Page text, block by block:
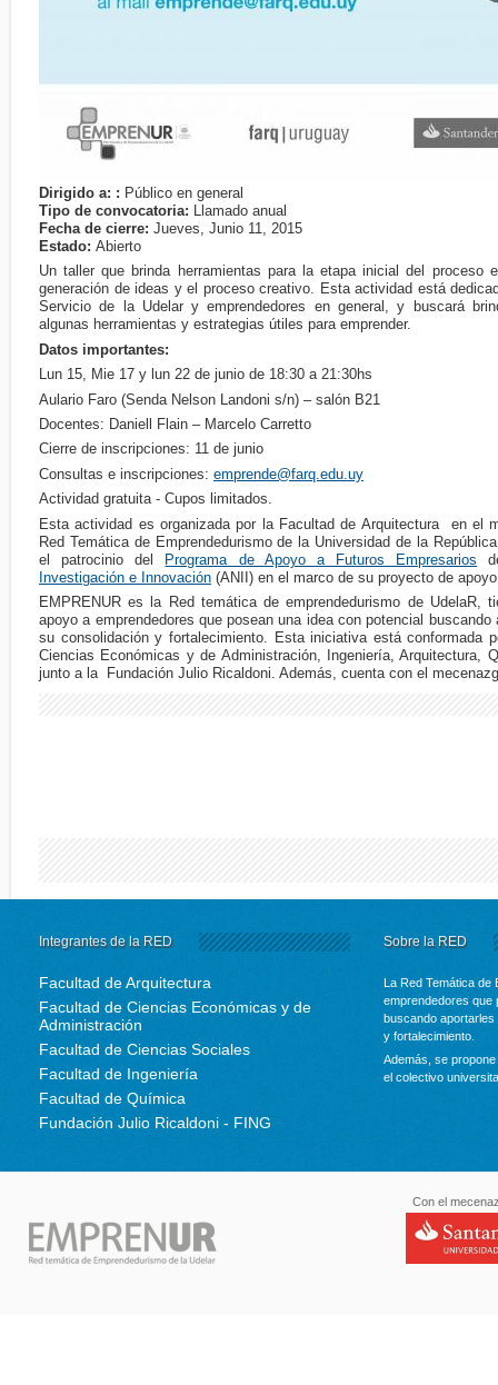
Dirigido a: : Público en general
Tipo de convocatoria: Llamado anual
Fecha de cierre: Jueves, Junio 11, 2015
Estado: Abierto
Un taller que brinda herramientas para la etapa inicial del proceso
generación de ideas y el proceso creativo. Esta actividad está
Servicio de la Udelar y emprendedores en general, y buscará
algunas herramientas y estrategias útiles para emprender.
Datos importantes:
Lun 15, Mie 17 y lun 22 de junio de 18:30 a 21:30hs
Aulario Faro (Senda Nelson Landoni s/n) – salón B21
Docentes: Daniell Flain – Marcelo Carretto
Cierre de inscripciones: 11 de junio
Consultas e inscripciones: emprende@farq.edu.uy
Actividad gratuita - Cupos limitados.
Esta actividad es organizada por la Facultad de Arquitectura en el
Red Temática de Emprendedurismo de la Universidad de la
el patrocinio del Programa de Apoyo a Futuros Empresarios
Investigación e Innovación (ANII) en el marco de su proyecto de
EMPRENUR es la Red temática de emprendedurismo de UdelaR,
apoyo a emprendedores que posean una idea con potencial
su consolidación y fortalecimiento. Esta iniciativa está conformada
Ciencias Económicas y de Administración, Ingeniería, Arquitectura,
junto a la Fundación Julio Ricaldoni. Además, cuenta con el
Integrantes de la RED
Facultad de Arquitectura
Facultad de Ciencias Económicas y de
Administración
Facultad de Ciencias Sociales
Facultad de Ingeniería
Facultad de Química
Fundación Julio Ricaldoni - FING
Sobre la RED
La Red Temática de
emprendedores que
buscando
y fortalecimiento.
Además, se
el colectivo
Con el